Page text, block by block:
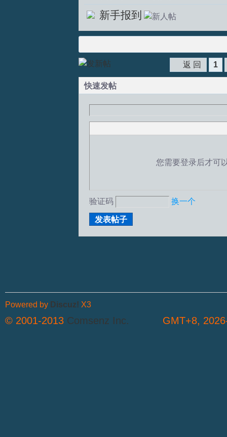
新手报到
1
返 回
快速发帖
您需要登录后才可
验证码 换一个
发表帖子
GMT+8,
Powered by Discuz! X3
© 2001-2013 Comsenz Inc.